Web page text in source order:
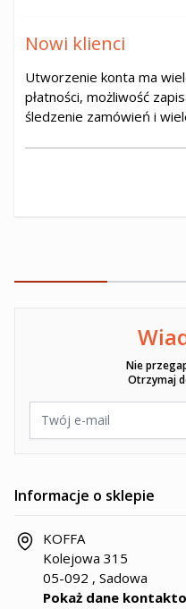
Nowi klienci
Utworzenie konta ma
płatności, możliwość
śledzenie zamówień i
Nie
Otrzymaj
Ten formularz jest
Informacje o sklepie
KOFFA
Kolejowa 315
05-092 , Sadowa
Pokaż dane